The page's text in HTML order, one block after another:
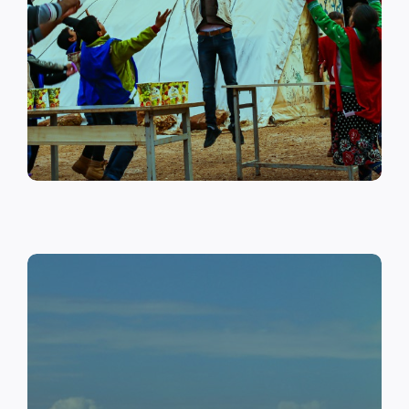
على أهمية حماية الطفل وإنشاء
مراكز لبناء القدرات والتوعية
الصحية والنفسية.
اقرأ المزيد